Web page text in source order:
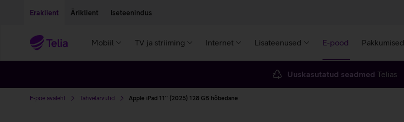
Eraklient Äriklient Iseteenindus
Mobiil TV ja striiming Internet Lisateenused E-pood Pakkumised
Uuskasutatud seadmed Telias
E-poe avaleht Tahvelarvutid Apple iPad 11'' (2025) 128 GB hõbedane